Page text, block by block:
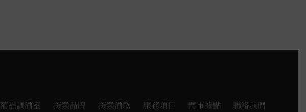
葡晶調酒室 探索品牌 探索酒款 服務項目 門市據點 聯絡我們